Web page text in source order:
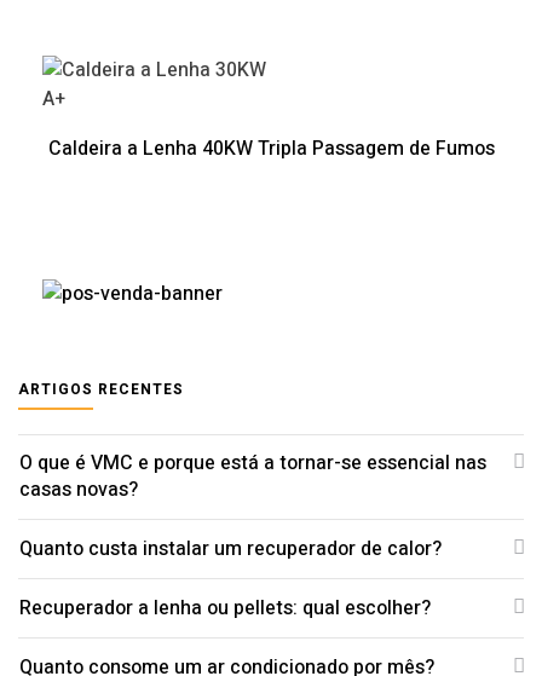
A+
Caldeira a Lenha 40KW Tripla Passagem de Fumos
ARTIGOS RECENTES
O que é VMC e porque está a tornar-se essencial nas
casas novas?
Quanto custa instalar um recuperador de calor?
Recuperador a lenha ou pellets: qual escolher?
Quanto consome um ar condicionado por mês?